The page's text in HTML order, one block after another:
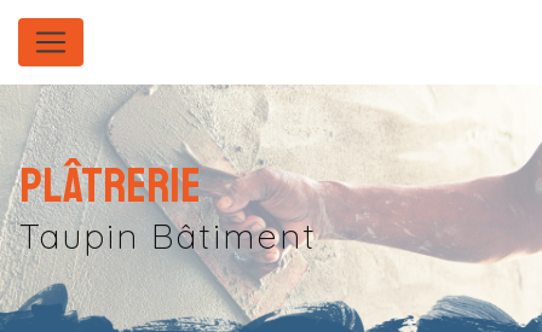
Plâtrerie
Taupin Bâtiment
Panneau de gestion des cookies